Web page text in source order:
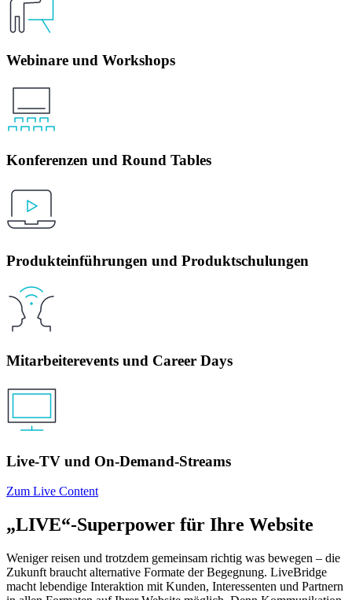
Webinare und Workshops
Konferenzen und Round Tables
Produkteinführungen und Produktschulungen
Mitarbeiterevents und Career Days
Live-TV und On-Demand-Streams
Zum Live Content
„LIVE“-Superpower für Ihre Website
Weniger reisen und trotzdem gemeinsam richtig was bewegen – die
Zukunft braucht alternative Formate der Begegnung. LiveBridge
macht lebendige Interaktion mit Kunden, Interessenten und Partnern